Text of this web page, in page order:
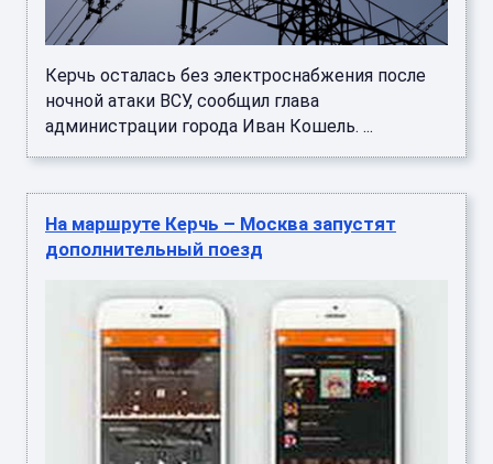
Керчь осталась без электроснабжения после
ночной атаки ВСУ, сообщил глава
администрации города Иван Кошель. ...
На маршруте Керчь – Москва запустят
дополнительный поезд